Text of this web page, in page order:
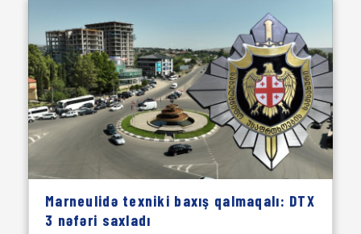
Marneulidə texniki baxış qalmaqalı: DTX
3 nəfəri saxladı